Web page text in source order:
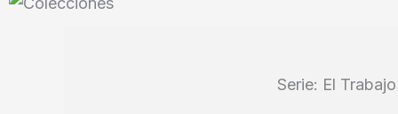
Serie: El